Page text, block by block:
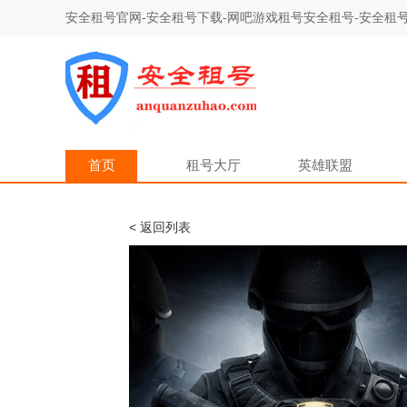
安全租号官网-安全租号下载-网吧游戏租号安全租号-安全租
首页 租号大厅 英雄联盟
< 返回列表